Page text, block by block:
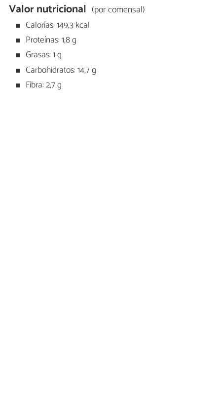
Valor nutricional (por comensal)
Calorías: 149,3 kcal
Proteínas: 1,8 g
Grasas: 1 g
Carbohidratos: 14,7 g
Fibra: 2,7 g